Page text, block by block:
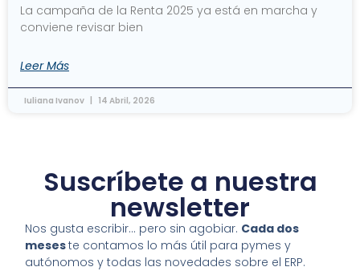
La campaña de la Renta 2025 ya está en marcha y
conviene revisar bien
Leer Más
Iuliana Ivanov 14 Abril, 2026
Suscríbete a nuestra
newsletter
Nos gusta escribir… pero sin agobiar. Cada dos
meseste contamos lo más útil para pymes y
autónomos y todas las novedades sobre el ERP.